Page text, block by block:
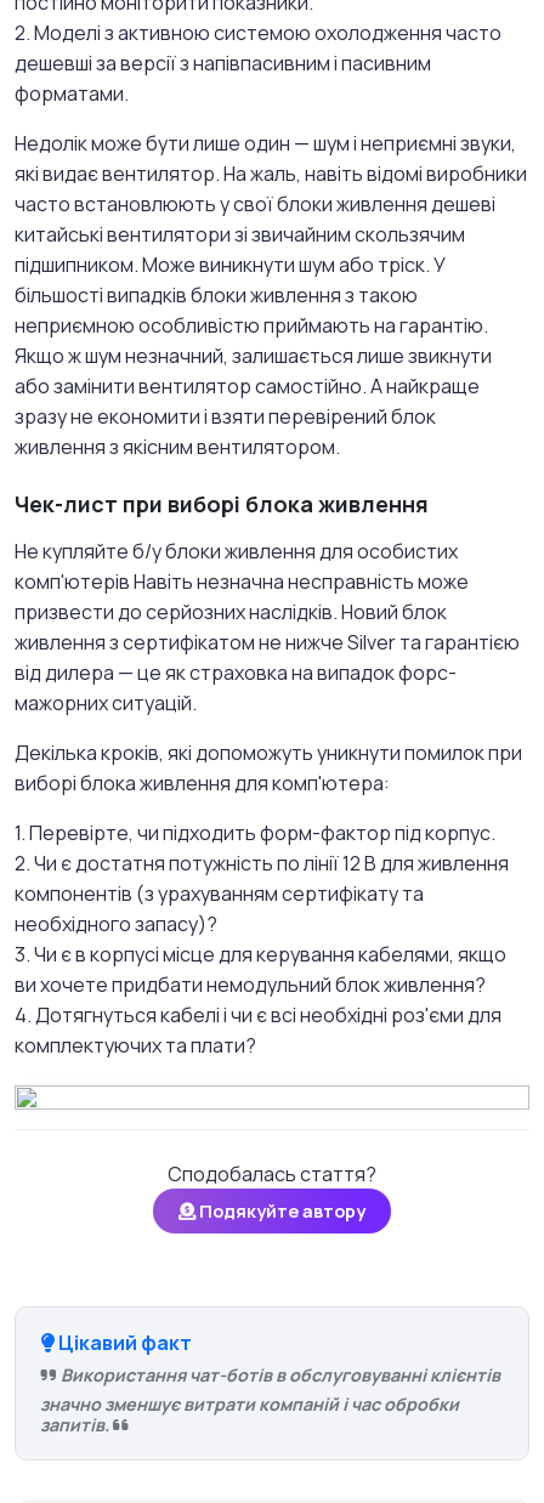
2. Моделі з активною системою охолодження часто
дешевші за версії з напівпасивним і пасивним
форматами.
Недолік може бути лише один — шум і неприємні звуки,
які видає вентилятор. На жаль, навіть відомі виробники
часто встановлюють у свої блоки живлення дешеві
китайські вентилятори зі звичайним скользячим
підшипником. Може виникнути шум або тріск. У
більшості випадків блоки живлення з такою
неприємною особливістю приймають на гарантію.
Якщо ж шум незначний, залишається лише звикнути
або замінити вентилятор самостійно. А найкраще
зразу не економити і взяти перевірений блок
живлення з якісним вентилятором.
Чек-лист при виборі блока живлення
Не купляйте б/у блоки живлення для особистих
комп'ютерів Навіть незначна несправність може
призвести до серйозних наслідків. Новий блок
живлення з сертифікатом не нижче Silver та гарантією
від дилера — це як страховка на випадок форс-
мажорних ситуацій.
Декілька кроків, які допоможуть уникнути помилок при
виборі блока живлення для комп'ютера:
1. Перевірте, чи підходить форм-фактор під корпус.
2. Чи є достатня потужність по лінії 12 В для живлення
компонентів (з урахуванням сертифікату та
необхідного запасу)?
3. Чи є в корпусі місце для керування кабелями, якщо
ви хочете придбати немодульний блок живлення?
4. Дотягнуться кабелі і чи є всі необхідні роз'єми для
комплектуючих та плати?
Сподобалась стаття?
Подякуйте автору
Цікавий факт
Використання чат-ботів в обслуговуванні клієнтів
значно зменшує витрати компаній і час обробки
запитів.